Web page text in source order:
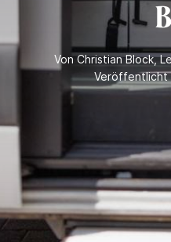
VonChristian Block,
Veröffentlicht